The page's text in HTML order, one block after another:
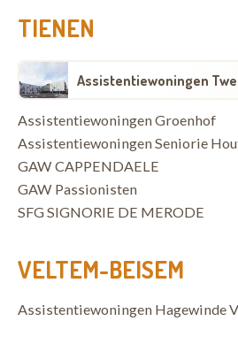
TIENEN
Assistentiewoningen
Assistentiewoningen Groenhof
Assistentiewoningen Seniorie
GAW CAPPENDAELE
GAW Passionisten
SFG SIGNORIE DE MERODE
VELTEM-BEISEM
Assistentiewoningen Hagewinde